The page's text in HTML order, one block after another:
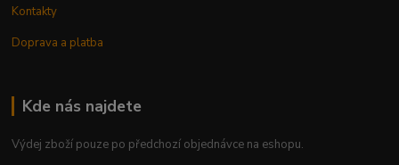
Kontakty
Doprava a platba
Kde nás najdete
Výdej zboží pouze po předchozí objednávce na eshopu.